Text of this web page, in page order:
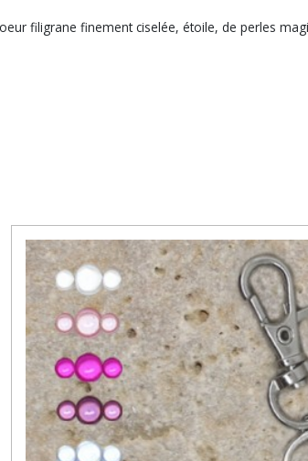
filigrane finement ciselée, étoile, de perles